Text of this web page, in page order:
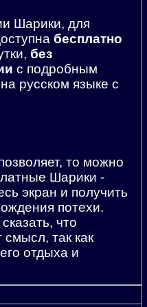
Шарики, для
бесплатно
без
с подробным
русском языке с
то можно
Шарики -
экран и получить
потехи.
что
так как
отдыха и